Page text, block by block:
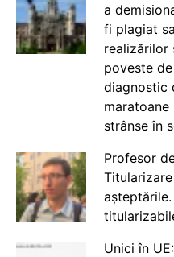
a
fi plagiat
realizărilor
poveste
diagnostic
strânse în
Profesor
Unici în